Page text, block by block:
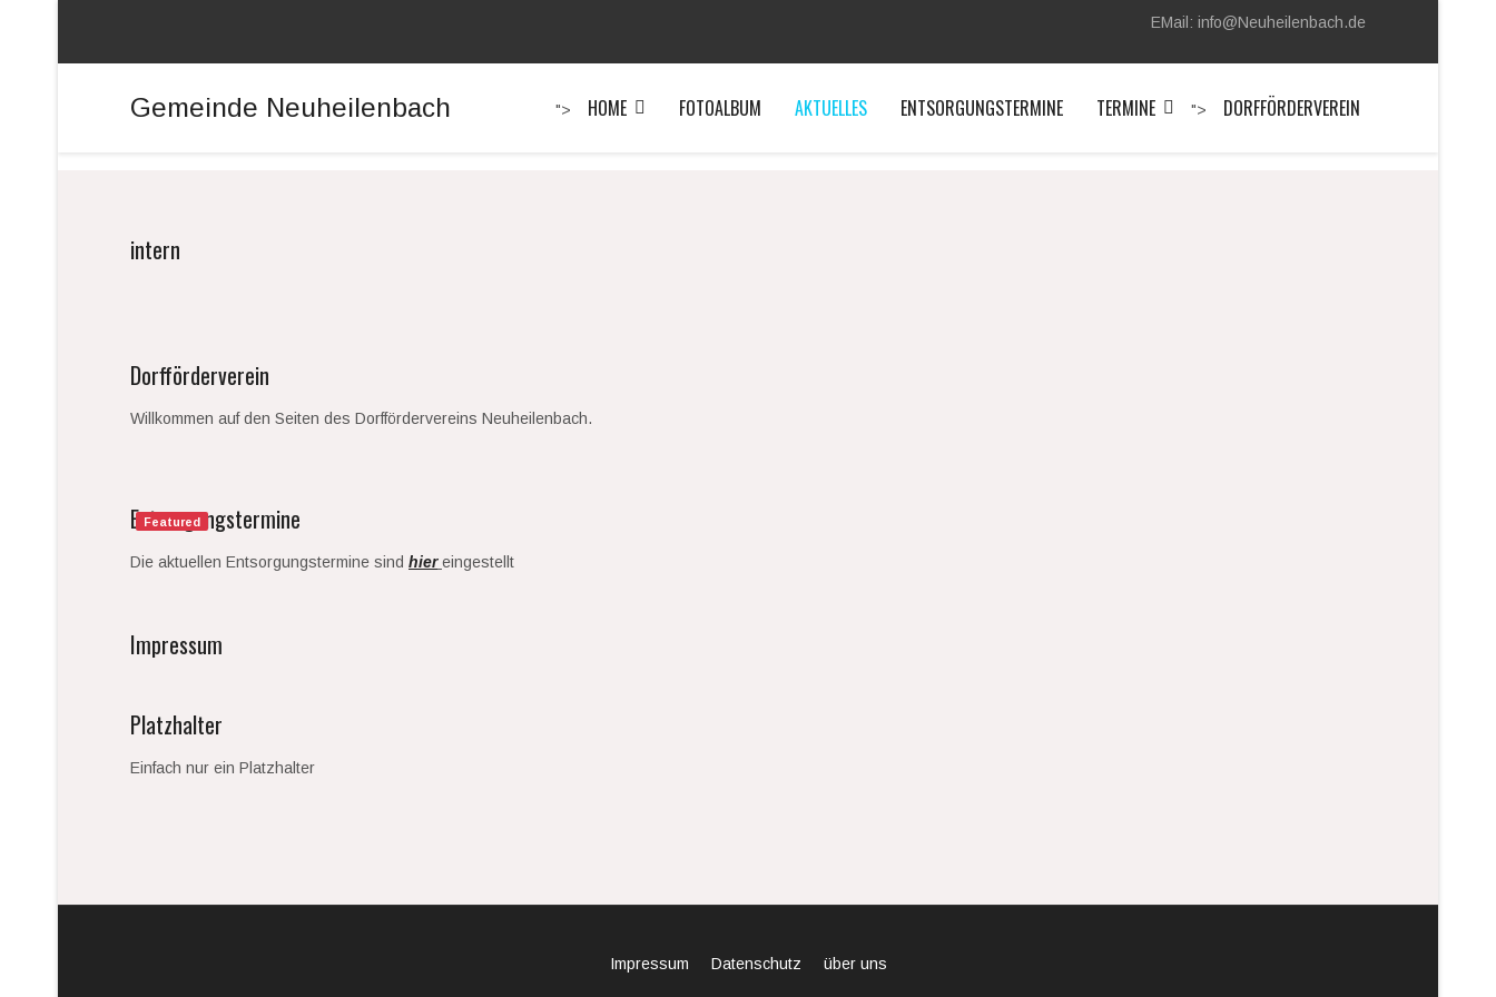
EMail: info@Neuheilenbach.de
Gemeinde Neuheilenbach "> HOME FOTOALBUM AKTUELLES ENTSORGUNGSTERMINE TERMINE "> DORFFÖRDERVEREIN
intern
Dorfförderverein
Willkommen auf den Seiten des Dorffördervereins Neuheilenbach.
Featured
Entsorgungstermine
Die aktuellen Entsorgungstermine sind hier eingestellt
Impressum
Platzhalter
Einfach nur ein Platzhalter
Impressum Datenschutz über uns